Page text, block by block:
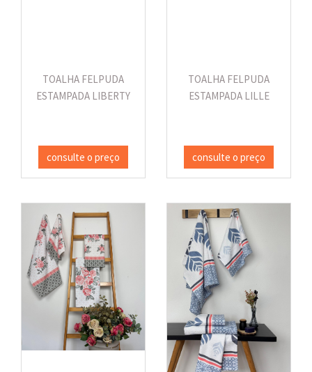
TOALHA FELPUDA
ESTAMPADA LIBERTY
consulte o preço
TOALHA FELPUDA
ESTAMPADA LILLE
consulte o preço